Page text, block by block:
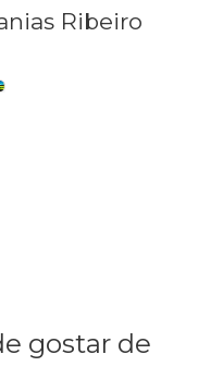
Ribeiro
gostar de